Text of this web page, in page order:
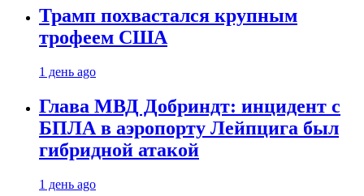
Трамп похвастался крупным
трофеем США
1 день ago
Глава МВД Добриндт: инцидент с
БПЛА в аэропорту Лейпцига был
гибридной атакой
1 день ago